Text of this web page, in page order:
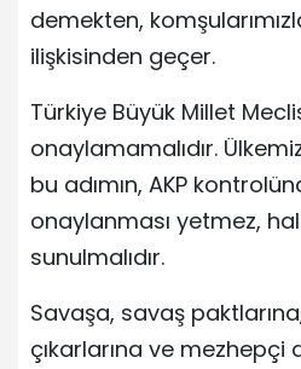
demekten,
ilişkisinden geçer.
Türkiye Büyük Millet
onaylamamalıdır.
bu adımın, AKP
onaylanması yetmez,
sunulmalıdır.
Savaşa, savaş
çıkarlarına ve mezhepçi